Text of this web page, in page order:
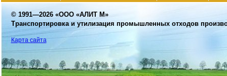
© 1991—2026 «ООО «АЛИТ М»
Транспортировка и утилизация промышленных отходов
Карта сайта